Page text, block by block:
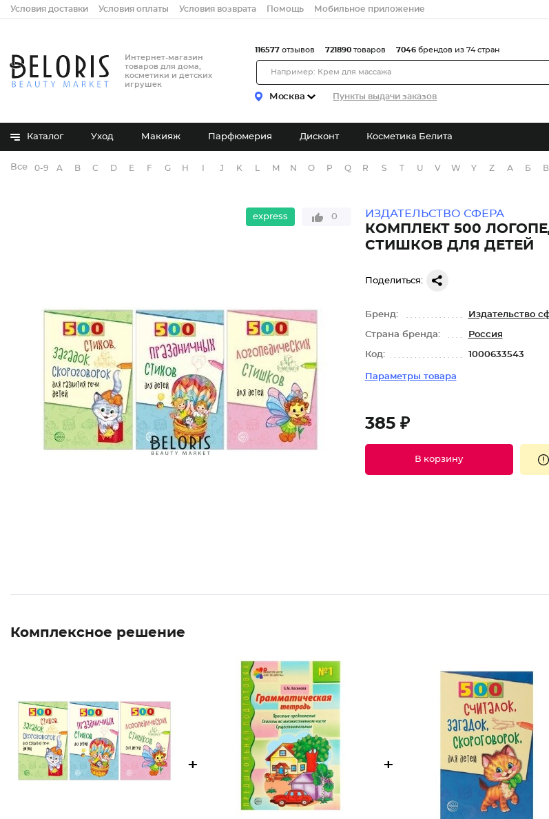
Условия доставки Условия оплаты Условия возврата Помощь Мобильное приложение
Интернет-магазин
товаров для дома,
косметики и детских
игрушек
Москва Пункты выдачи заказов
116577 отзывов 721890 товаров 7046 брендов из 74 стран
Каталог Уход Макияж Парфюмерия Дисконт Косметика Белита
Все бренды
0-9 A B C D E F G H J K M N O P Q R S T U V W Y Z А Б В
express 0 ИЗДАТЕЛЬСТВО СФЕРА
КОМПЛЕКТ 500
СТИШКОВ ДЛЯ ДЕТЕЙ
Поделиться:
Бренд: Издательство
Страна бренда: Россия
Код: 1000633543
Параметры товара
385 ₽
В корзину
Комплексное решение
+ +